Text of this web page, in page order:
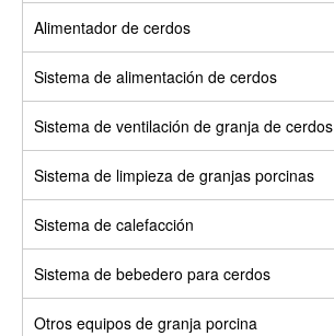
Alimentador de cerdos
Sistema de alimentación de cerdos
Sistema de ventilación de granja de cerdos
Sistema de limpieza de granjas porcinas
Sistema de calefacción
Sistema de bebedero para cerdos
Otros equipos de granja porcina